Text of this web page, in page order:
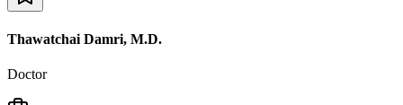
Thawatchai Damri, M.D.
Doctor